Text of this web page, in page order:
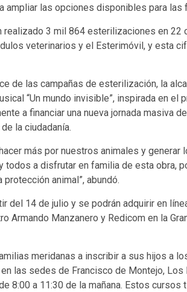
ampliar las opciones disponibles para las
realizado 3 mil 864 esterilizaciones en
veterinarios y el Esterimóvil, y esta
de las campañas de esterilización, la
“Un mundo invisible”, inspirada en el
a financiar una nueva jornada masiva
la ciudadanía.
más por nuestros animales y
a disfrutar en familia de esta obra,
animal”, abundó.
del 14 de julio y se podrán adquirir en
Armando Manzanero y Redicom en la
meridanas a inscribir a sus hijos a
las sedes de Francisco de Montejo, Los
8:00 a 11:30 de la mañana. Estos